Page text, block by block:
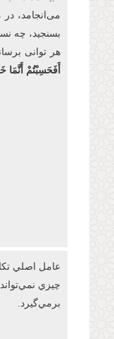
بسنجید، چه
هر توانی
أَفَحَسِبْتُمْ أَنَّمَا
عامل اصلي
چيزي
برمي‌گيرد.